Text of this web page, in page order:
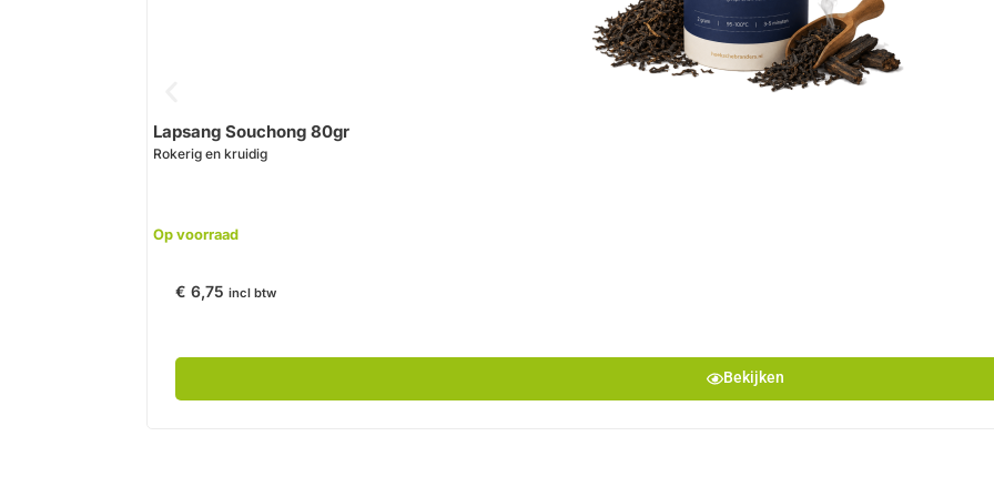
Lapsang Souchong 80gr
Rokerig en kruidig
Op voorraad
€ 6,75 incl btw
Bekijken